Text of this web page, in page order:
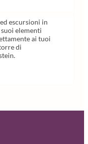
escursioni in
elementi
ai tuoi
di